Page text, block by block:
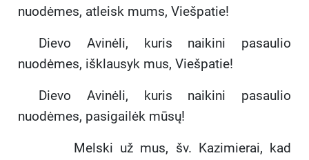
nuodėmes, atleisk mums, Viešpatie!
Dievo Avinėli, kuris naikini pasaulio
nuodėmes, išklausyk mus, Viešpatie!
Dievo Avinėli, kuris naikini pasaulio
nuodėmes, pasigailėk mūsų!
Melski už mus, šv. Kazimierai, kad